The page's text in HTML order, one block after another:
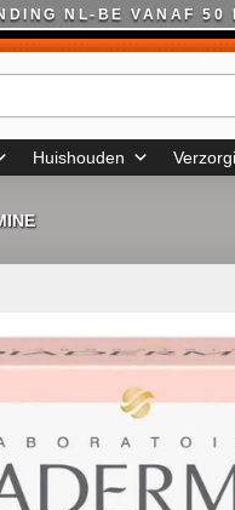
NL-BE VANAF 50
Huishouden